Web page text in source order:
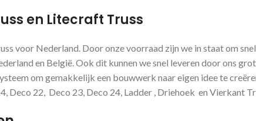
en Litecraft Truss
voor Nederland. Door onze voorraad zijn we in staat om
en België. Ook dit kunnen we snel leveren door ons
om gemakkelijk een bouwwerk naar eigen idee te
Deco 22, Deco 23, Deco 24, Ladder , Driehoek en Vierkant